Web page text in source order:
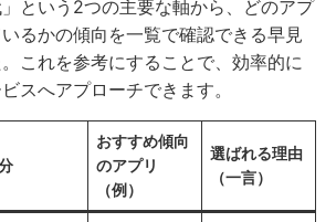
」という2つの主要な軸から、どのアプ
るかの傾向を一覧で確認できる早見
これを参考にすることで、効率的に
スへアプローチできます。
おすすめ傾向
のアプリ
（例）
選ばれる理由
（一言）